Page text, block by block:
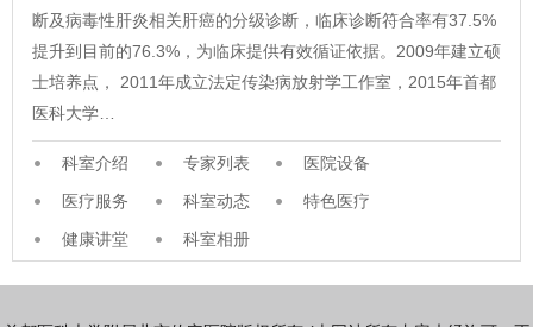
断及病毒性肝炎相关肝癌的分级诊断，临床诊断符合率有37.5%
提升到目前的76.3%，为临床提供有效循证依据。2009年建立硕
士培养点， 2011年成立法定传染病放射学工作室，2015年首都
医科大学…
科室介绍 专家列表
医院设备
医疗服务
科室动态
特色医疗
健康讲堂
科室相册